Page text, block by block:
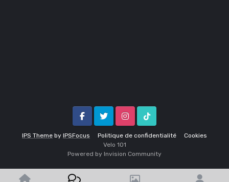
IPS Theme by IPSFocus Politique de confidentialité Cookies
FacebookTwitter InstagramTik Tok
Velo 1O1
Powered by Invision Community